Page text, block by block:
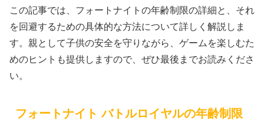
この記事では、フォートナイトの年齢制限の詳細と、それ
を回避するための具体的な方法について詳しく解説しま
す。親として子供の安全を守りながら、ゲームを楽しむた
めのヒントも提供しますので、ぜひ最後までお読みくださ
い。
フォートナイト バトルロイヤルの年齢制限